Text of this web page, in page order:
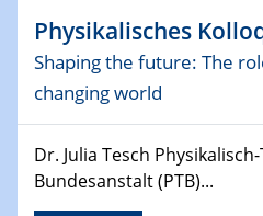
06.02.2025
Sfb-trr247-all Seminar
CataLysis Joint Colloquium)
Sfb-trr247-all Workshop
UnOCat
Physikalisches
Shaping the future: The
changing world
Dr. Julia Tesch
Bundesanstalt (PTB)...